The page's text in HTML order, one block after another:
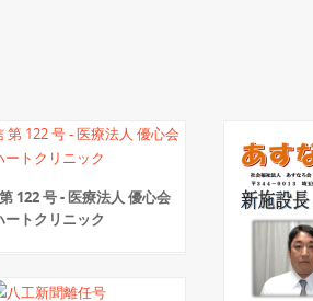
122 号 - 医療法人 優心会
ートクリニック